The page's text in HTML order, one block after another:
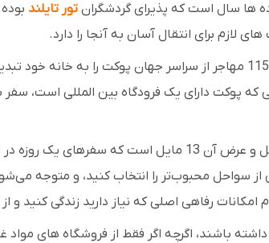
ها سال است که پذیرای گردشگران تور تایلند
لازم برای انتقال آسان به آنجا را دارد.
است که تقریباً 600.000 نفر جمعیت دارد و 115.000 مهاجر از
که پوکت دارای یک فرودگاه بین المللی
با 220 مایل مربع برای کاوش، رانندگی در اطراف جزیره آسان است.
سواحل محبوب‌تر را انتخاب کنید، و متوجه
رفاهی اصلی که نیاز دارید زندگی کنید و
خوبی داشته باشند، اگرچه اگر فقط از فروشگاه های